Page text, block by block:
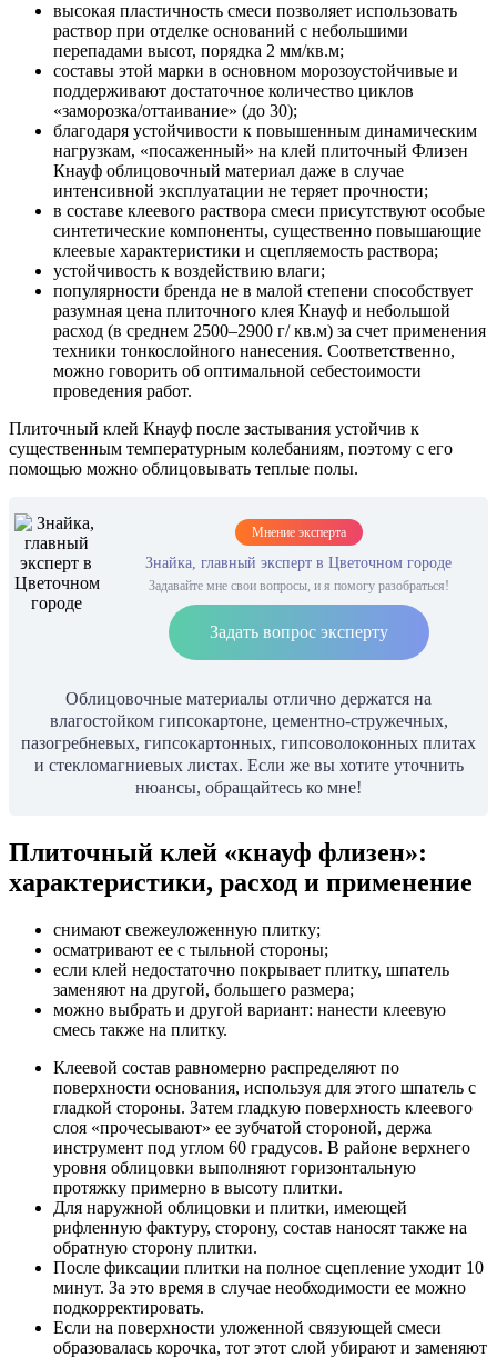
высокая пластичность смеси позволяет использовать
раствор при отделке оснований с небольшими
перепадами высот, порядка 2 мм/кв.м;
составы этой марки в основном морозоустойчивые и
поддерживают достаточное количество циклов
«заморозка/оттаивание» (до 30);
благодаря устойчивости к повышенным динамическим
нагрузкам, «посаженный» на клей плиточный Флизен
Кнауф облицовочный материал даже в случае
интенсивной эксплуатации не теряет прочности;
в составе клеевого раствора смеси присутствуют особые
синтетические компоненты, существенно повышающие
клеевые характеристики и сцепляемость раствора;
устойчивость к воздействию влаги;
популярности бренда не в малой степени способствует
разумная цена плиточного клея Кнауф и небольшой
расход (в среднем 2500–2900 г/ кв.м) за счет применения
техники тонкослойного нанесения. Соответственно,
можно говорить об оптимальной себестоимости
проведения работ.
Плиточный клей Кнауф после застывания устойчив к
существенным температурным колебаниям, поэтому с его
помощью можно облицовывать теплые полы.
Мнение эксперта
Знайка, главный эксперт в Цветочном городе
Задавайте мне свои вопросы, и я помогу разобраться!
Задать вопрос эксперту
Облицовочные материалы отлично держатся на
влагостойком гипсокартоне, цементно-стружечных,
пазогребневых, гипсокартонных, гипсоволоконных плитах
и стекломагниевых листах. Если же вы хотите уточнить
нюансы, обращайтесь ко мне!
Плиточный клей «кнауф флизен»:
характеристики, расход и применение
снимают свежеуложенную плитку;
осматривают ее с тыльной стороны;
если клей недостаточно покрывает плитку, шпатель
заменяют на другой, большего размера;
можно выбрать и другой вариант: нанести клеевую
смесь также на плитку.
Клеевой состав равномерно распределяют по
поверхности основания, используя для этого шпатель с
гладкой стороны. Затем гладкую поверхность клеевого
слоя «прочесывают» ее зубчатой стороной, держа
инструмент под углом 60 градусов. В районе верхнего
уровня облицовки выполняют горизонтальную
протяжку примерно в высоту плитки.
Для наружной облицовки и плитки, имеющей
рифленную фактуру, сторону, состав наносят также на
обратную сторону плитки.
После фиксации плитки на полное сцепление уходит 10
минут. За это время в случае необходимости ее можно
подкорректировать.
Если на поверхности уложенной связующей смеси
образовалась корочка, тот этот слой убирают и заменяют